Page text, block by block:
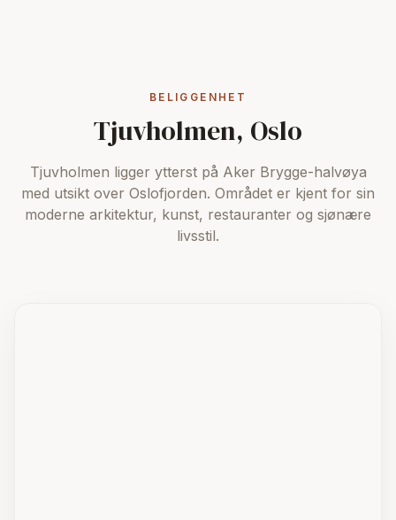
BELIGGENHET
Tjuvholmen, Oslo
Tjuvholmen ligger ytterst på Aker Brygge-halvøya
med utsikt over Oslofjorden. Området er kjent for sin
moderne arkitektur, kunst, restauranter og sjønære
livsstil.